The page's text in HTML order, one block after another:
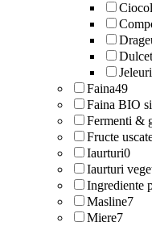
Jeleuri
Faina49
Faina BIO
Fermenti &
Fructe
Iaurturi0
Iaurturi
Ingrediente
Masline7
Miere7